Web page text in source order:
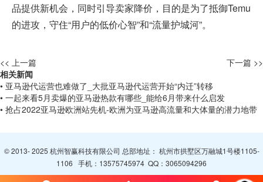
品提供新机会，同时引导卖家降价，目的是为了抵御Temu
的进攻，守住“用户的低价心智”和“流量护城河”。
<< 上一篇
下一篇 >>
相关新闻
• 亚马逊代运营也难做了_大批亚马逊代运营开始“内迁”转移
• 一起来看5月卖爆的亚马逊热款有哪些_能给6月带来什么启发
• 抢占2022亚马逊欧洲站先机-欧洲为亚马逊高流量和大体量的潜力地带
© 2013- 2025 杭州智赢科技有限公司 总部地址： 杭州市拱墅区万融城1号楼1105-
1106 手机： 13575745974 QQ： 3065094296